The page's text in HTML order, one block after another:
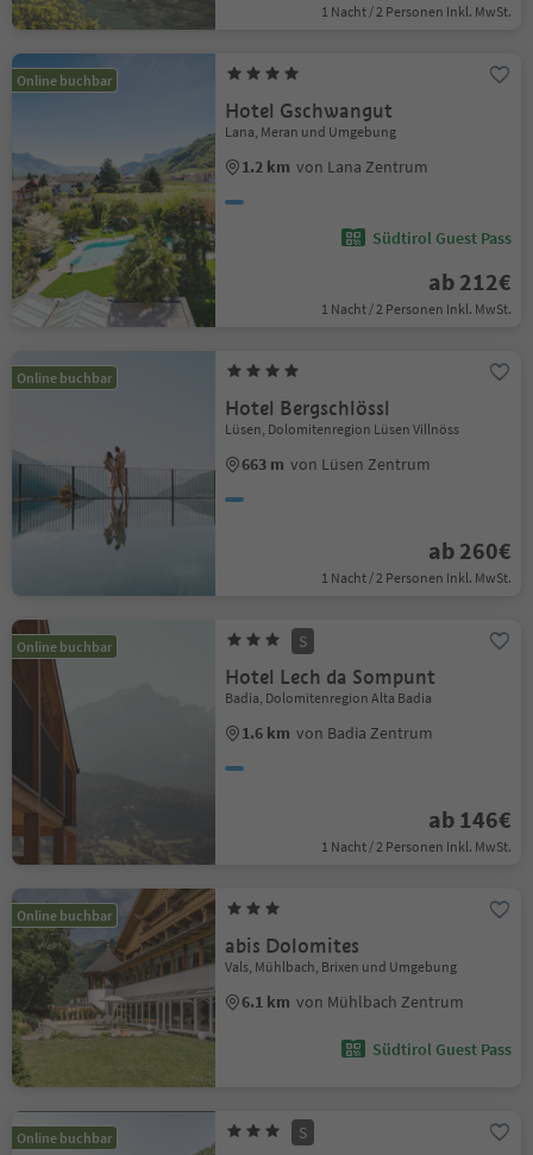
1 Nacht / 2 Personen Inkl. MwSt.
Online buchbar
Hotel Gschwangut
Lana, Meran und Umgebung
1.2 km von Lana Zentrum
Südtirol Guest Pass
ab 212€
1 Nacht / 2 Personen Inkl. MwSt.
Online buchbar
Hotel Bergschlössl
Lüsen, Dolomitenregion Lüsen Villnöss
663 m von Lüsen Zentrum
ab 260€
1 Nacht / 2 Personen Inkl. MwSt.
Online buchbar S
Hotel Lech da Sompunt
Badia, Dolomitenregion Alta Badia
1.6 km von Badia Zentrum
ab 146€
1 Nacht / 2 Personen Inkl. MwSt.
Online buchbar
abis Dolomites
Vals, Mühlbach, Brixen und Umgebung
6.1 km von Mühlbach Zentrum
Südtirol Guest Pass
Online buchbar S